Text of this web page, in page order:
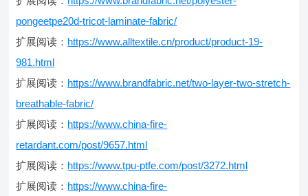
pongeetpe20d-tricot-laminate-fabric/
扩展阅读： https://www.alltextile.cn/product/product-19-
981.html
扩展阅读： https://www.brandfabric.net/two-layer-two-stretch-
breathable-fabric/
扩展阅读： https://www.china-fire-
retardant.com/post/9657.html
扩展阅读： https://www.tpu-ptfe.com/post/3272.html
扩展阅读： https://www.china-fire-